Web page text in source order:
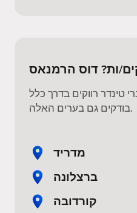
ות? דוס הרמנאס
רווקים בדרך כלל
בודקים גם בערים האלה.
מדריד
ברצלונה
קורדובה